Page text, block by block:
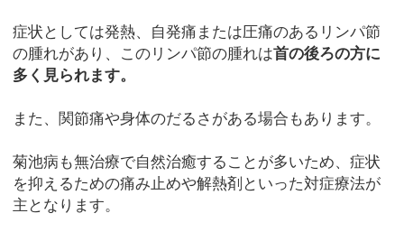
症状としては発熱、自発痛または圧痛のあるリンパ節
の腫れがあり、このリンパ節の腫れは首の後ろの方に
多く見られます。
また、関節痛や身体のだるさがある場合もあります。
菊池病も無治療で自然治癒することが多いため、症状
を抑えるための痛み止めや解熱剤といった対症療法が
主となります。